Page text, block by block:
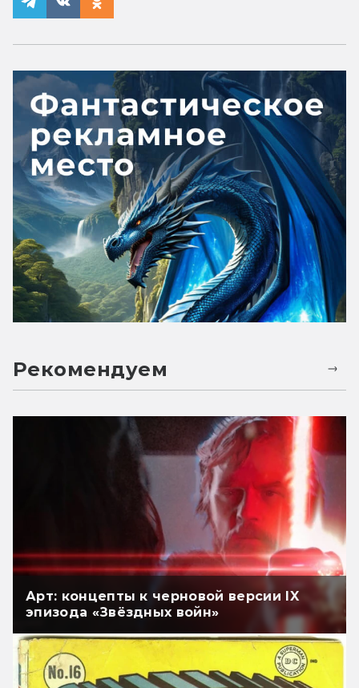
Рекомендуем
Арт: концепты к черновой версии IX
эпизода «Звёздных войн»